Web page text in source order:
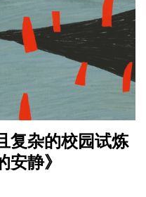
复杂的校园试炼
安静》